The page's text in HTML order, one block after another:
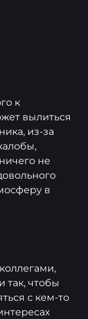
к
вылиться
из-за
не
в
так, чтобы
с кем-то